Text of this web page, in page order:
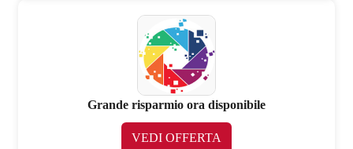
Grande risparmio ora disponibile
VEDI OFFERTA